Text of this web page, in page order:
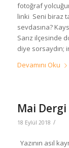
fotoğraf
linki Seni biraz
sevdasına?
Sarız ilçesinde
diye sorsaydın;
Devamını Oku
Mai Dergi
18 Eylül 2018 /
Yazının asıl